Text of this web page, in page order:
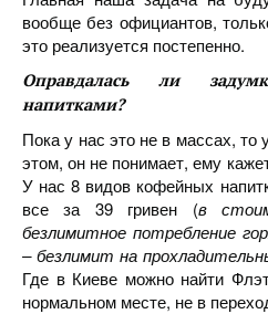
вообще без официантов,
это реализуется постепенно.
Оправдалась ли
напитками?
Пока у нас это не в массах, то
этом, он не понимает, ему
У нас 8 видов кофейных
все за 39 гривен (в
безлимитное потребление
– безлимит на
Где в Киеве можно найти
нормальном месте, не в